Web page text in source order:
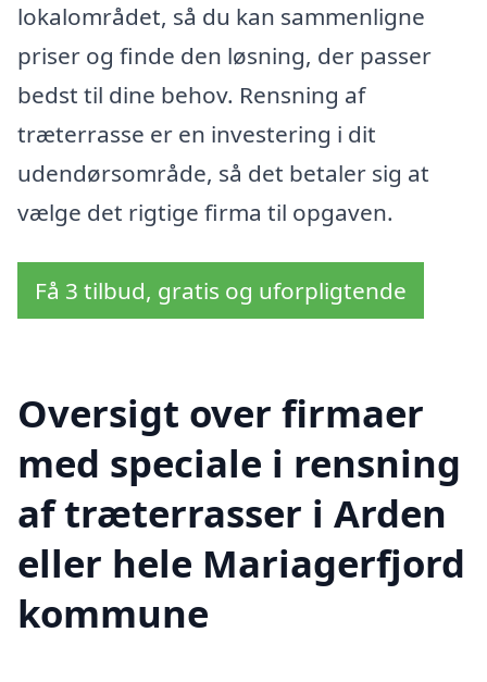
lokalområdet, så du kan sammenligne
priser og finde den løsning, der passer
bedst til dine behov. Rensning af
træterrasse er en investering i dit
udendørsområde, så det betaler sig at
vælge det rigtige firma til opgaven.
Få 3 tilbud, gratis og uforpligtende
Oversigt over firmaer
med speciale i rensning
af træterrasser i Arden
eller hele Mariagerfjord
kommune